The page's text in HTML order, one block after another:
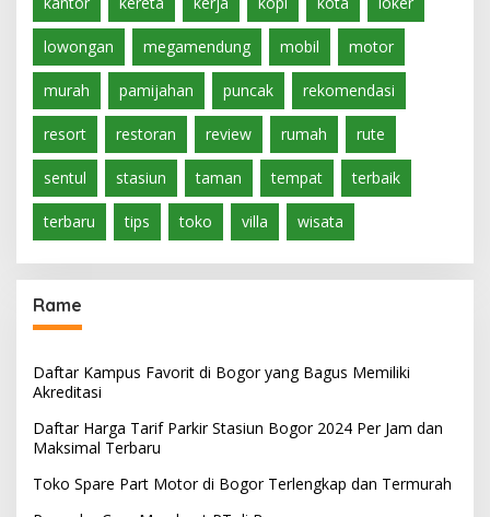
lowongan megamendung mobil motor
murah pamijahan puncak rekomendasi
resort restoran review rumah rute
sentul stasiun taman tempat terbaik
terbaru tips toko villa wisata
Rame
Daftar Kampus Favorit di Bogor yang Bagus Memiliki
Akreditasi
Daftar Harga Tarif Parkir Stasiun Bogor 2024 Per Jam dan
Maksimal Terbaru
Toko Spare Part Motor di Bogor Terlengkap dan Termurah